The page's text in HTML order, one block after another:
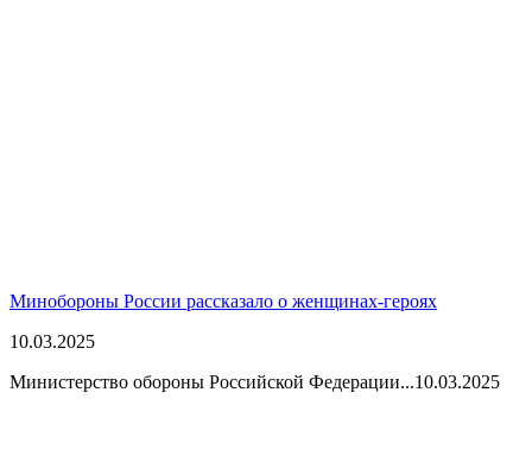
Минобороны России рассказало о женщинах-героях
10.03.2025
Министерство обороны Российской Федерации...10.03.2025